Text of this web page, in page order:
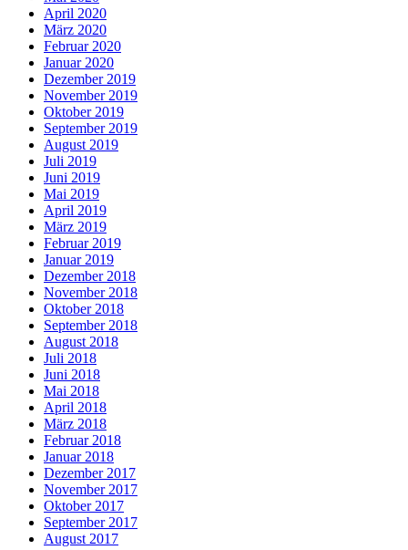
April 2020
März 2020
Februar 2020
Januar 2020
Dezember 2019
November 2019
Oktober 2019
September 2019
August 2019
Juli 2019
Juni 2019
Mai 2019
April 2019
März 2019
Februar 2019
Januar 2019
Dezember 2018
November 2018
Oktober 2018
September 2018
August 2018
Juli 2018
Juni 2018
Mai 2018
April 2018
März 2018
Februar 2018
Januar 2018
Dezember 2017
November 2017
Oktober 2017
September 2017
August 2017